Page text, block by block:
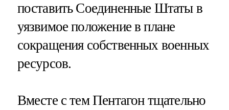
поставить Соединенные Штаты в
уязвимое положение в плане
сокращения собственных военных
ресурсов.
Вместе с тем Пентагон тщательно